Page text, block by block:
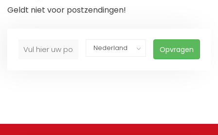
Geldt niet voor postzendingen!
Opvragen